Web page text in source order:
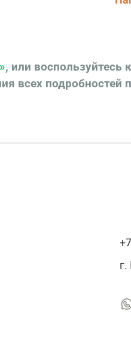
, или воспользуйтесь
всех подробностей